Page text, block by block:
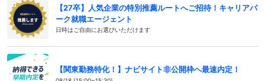
【27卒】人気企業の特別推薦ルートへご招待！キャリアパ
ーク就職エージェント
日時はご自由にお選びいただけます
【関東勤務特化！】ナビサイト非公開枠へ最速内定！